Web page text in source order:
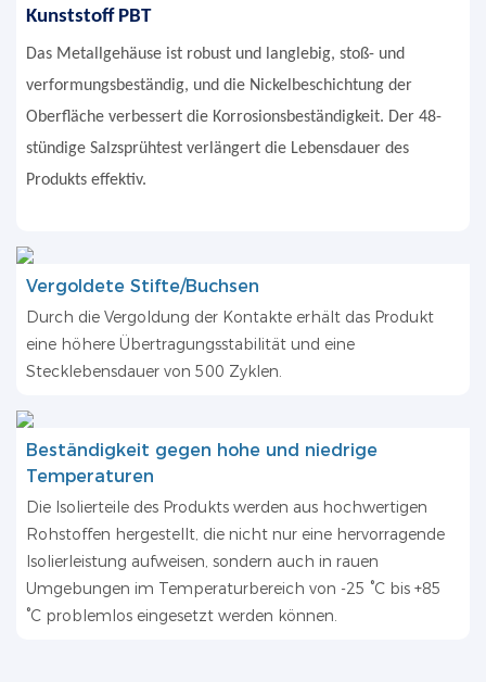
Kunststoff PBT
Das Metallgehäuse ist robust und langlebig, stoß- und
verformungsbeständig, und die Nickelbeschichtung der
Oberfläche verbessert die Korrosionsbeständigkeit. Der 48-
stündige Salzsprühtest verlängert die Lebensdauer des
Produkts effektiv.
Vergoldete Stifte/Buchsen
Durch die Vergoldung der Kontakte erhält das Produkt
eine höhere Übertragungsstabilität und eine
Stecklebensdauer von 500 Zyklen.
Beständigkeit gegen hohe und niedrige
Temperaturen
Die Isolierteile des Produkts werden aus hochwertigen
Rohstoffen hergestellt, die nicht nur eine hervorragende
Isolierleistung aufweisen, sondern auch in rauen
Umgebungen im Temperaturbereich von -25 °C bis +85
°C problemlos eingesetzt werden können.